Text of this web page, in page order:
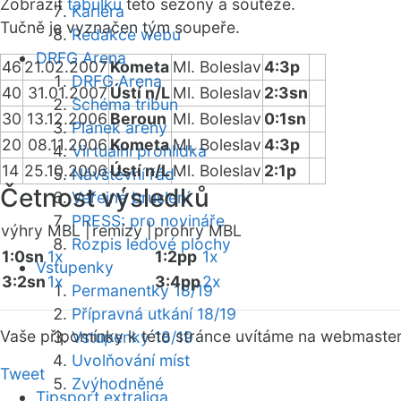
Kariéra
Redakce webu
DRFG Arena
DRFG Arena
Schéma tribun
Plánek areny
Virtuální prohlídka
Návštěvní řád
Veřejné bruslení
PRESS: pro novináře
Rozpis ledové plochy
Vstupenky
Permanentky 18/19
Přípravná utkání 18/19
Vstupenky 18/19
Uvolňování míst
Zvýhodněné
Zobrazit tabulku této sezóny a soutěže.
Tučně je vyznačen tým soupeře.
4621.02.2007Kometa Ml. Boleslav4:3p
40 31.01.2007Ústí n/LMl. Boleslav 2:3sn
30 13.12.2006 Beroun Ml. Boleslav 0:1sn
20 08.11.2006KometaMl. Boleslav4:3p
14 25.10.2006Ústí n/LMl. Boleslav 2:1p
Četnost výsledků
výhry MBL |remízy |prohry MBL
1:0sn 1x
3:2sn1x
1:2pp 1x
3:4pp2x
Vaše připomínky k této stránce uvítáme na webmaster
Tweet
Tipsport extraliga